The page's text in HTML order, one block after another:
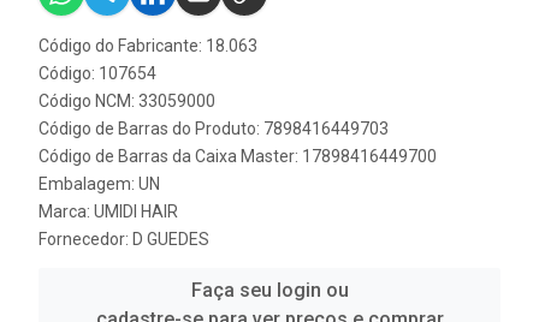
Código do Fabricante: 18.063
Código: 107654
Código NCM: 33059000
Código de Barras do Produto: 7898416449703
Código de Barras da Caixa Master: 17898416449700
Embalagem: UN
Marca: UMIDI HAIR
Fornecedor: D GUEDES
Faça seu login ou